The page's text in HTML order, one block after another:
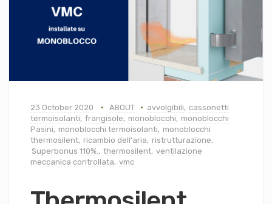
23 October 2020 ABOUT avvolgibili, cassonetti
termoisolanti, frangisole, monoblocchi, monoblocchi
Pasini, monoblocchi termoisolanti, monoblocchi
thermosilent, ricambio dell'aria, ristrutturazione,
Superbonus 110%., thermosilent, ventilazione
meccanica controllata, vmc